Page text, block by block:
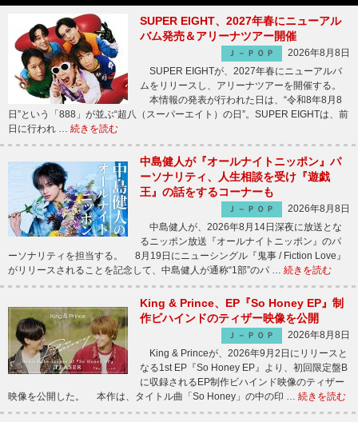
SUPER EIGHT、2027年春にニューアル
バム発売＆アリーナツアー開催
Ｊ－ＰＯＰ
2026年8月8日
SUPER EIGHTが、2027年春にニューアルバ
ムをリリースし、アリーナツアーを開催する。
本情報の発表が行われた日は、“令和8年8月8
日”という「888」が並ぶ“超八（スーパーエイト）の日”。SUPER EIGHTは、前
日に行われ … 続きを読む
中島健人が『オールナイトニッポン』パ
ーソナリティ、人生相談を受け『遊戯
王』の話をするコーナーも
Ｊ－ＰＯＰ
2026年8月8日
中島健人が、2026年8月14日深夜に放送とな
るニッポン放送『オールナイトニッポン』のパ
ーソナリティを担当する。 8月19日にニューシングル『鬼事 / Fiction Love』
がリリースされることを記念して、中島健人が通称“1部”のパ … 続きを読む
King & Prince、EP『So Honey EP』制
作ビハインドのティザー映像を公開
Ｊ－ＰＯＰ
2026年8月8日
King & Princeが、2026年9月2日にリリースと
なる1st EP『So Honey EP』より、初回限定盤B
に収録されるEP制作ビハインド映像のティザー
映像を公開した。 本作は、タイトル曲「So Honey」の中の印 … 続きを読む